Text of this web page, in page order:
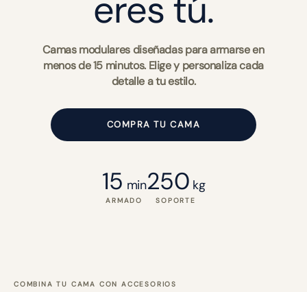
eres tú.
Camas modulares diseñadas para armarse en
menos de 15 minutos. Elige y personaliza cada
detalle a tu estilo.
COMPRA TU CAMA
15 min
ARMADO
250 kg
SOPORTE
COMBINA TU CAMA CON ACCESORIOS